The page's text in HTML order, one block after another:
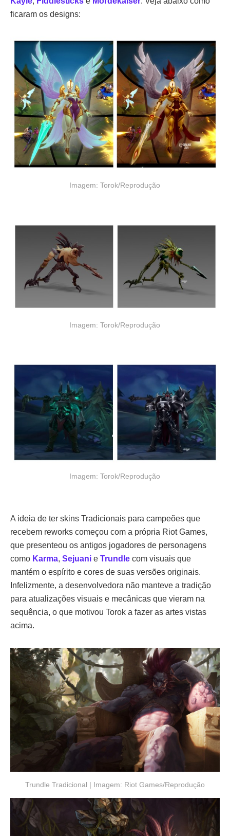
ficaram os designs:
Imagem: Torok/Reprodução
Imagem: Torok/Reprodução
Imagem: Torok/Reprodução
A ideia de ter skins Tradicionais para campeões que
recebem reworks começou com a própria Riot Games,
que presenteou os antigos jogadores de personagens
como Karma, Sejuani e Trundle com visuais que
mantém o espírito e cores de suas versões originais.
Infelizmente, a desenvolvedora não manteve a tradição
para atualizações visuais e mecânicas que vieram na
sequência, o que motivou Torok a fazer as artes vistas
acima.
Trundle Tradicional | Imagem: Riot Games/Reprodução